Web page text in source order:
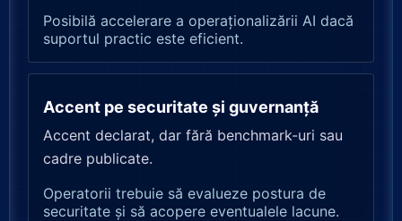
Posibilă accelerare a operaționalizării AI dacă
suportul practic este eficient.
Accent pe securitate și guvernanță
Accent declarat, dar fără benchmark-uri sau
cadre publicate.
Operatorii trebuie să evalueze postura de
securitate și să acopere eventualele lacune.